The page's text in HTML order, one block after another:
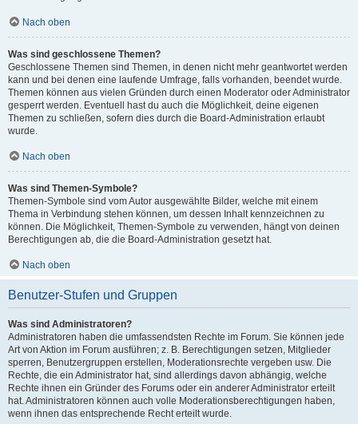
Nach oben
Was sind geschlossene Themen?
Geschlossene Themen sind Themen, in denen nicht mehr geantwortet werden
kann und bei denen eine laufende Umfrage, falls vorhanden, beendet wurde.
Themen können aus vielen Gründen durch einen Moderator oder Administrator
gesperrt werden. Eventuell hast du auch die Möglichkeit, deine eigenen
Themen zu schließen, sofern dies durch die Board-Administration erlaubt
wurde.
Nach oben
Was sind Themen-Symbole?
Themen-Symbole sind vom Autor ausgewählte Bilder, welche mit einem
Thema in Verbindung stehen können, um dessen Inhalt kennzeichnen zu
können. Die Möglichkeit, Themen-Symbole zu verwenden, hängt von deinen
Berechtigungen ab, die die Board-Administration gesetzt hat.
Nach oben
Benutzer-Stufen und Gruppen
Was sind Administratoren?
Administratoren haben die umfassendsten Rechte im Forum. Sie können jede
Art von Aktion im Forum ausführen; z. B. Berechtigungen setzen, Mitglieder
sperren, Benutzergruppen erstellen, Moderationsrechte vergeben usw. Die
Rechte, die ein Administrator hat, sind allerdings davon abhängig, welche
Rechte ihnen ein Gründer des Forums oder ein anderer Administrator erteilt
hat. Administratoren können auch volle Moderationsberechtigungen haben,
wenn ihnen das entsprechende Recht erteilt wurde.